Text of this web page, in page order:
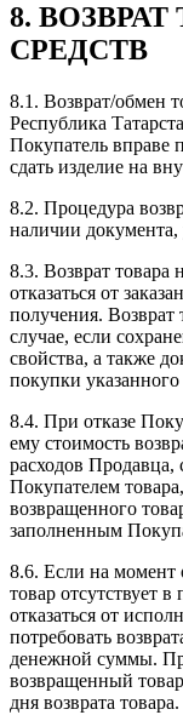
8.
СРЕДСТВ
8.1. Возврат/обмен
Республика
Покупатель вправе
сдать изделие на
8.2. Процедура
наличии документа,
8.3. Возврат товара
отказаться от
получения. Возврат
случае, если
свойства, а также
покупки указанного
8.4. При отказе
ему стоимость
расходов Продавца,
Покупателем
возвращенного
заполненным
8.6. Если на момент
товар отсутствует
отказаться от
потребовать
денежной суммы.
возвращенный
дня возврата товара.